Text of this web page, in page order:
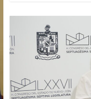
b
o
o
k
d
o
n